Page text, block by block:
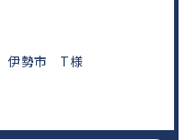
伊勢市 T様